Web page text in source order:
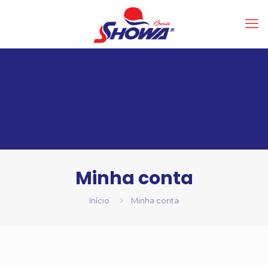
Minha conta
Início Minha conta